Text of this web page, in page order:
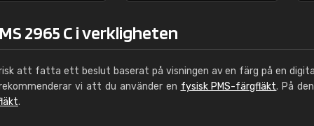
2965 C i verkligheten
att fatta ett beslut baserat på visningen av en färg på en
vi att du använder en fysisk PMS-färgfläkt. På
.